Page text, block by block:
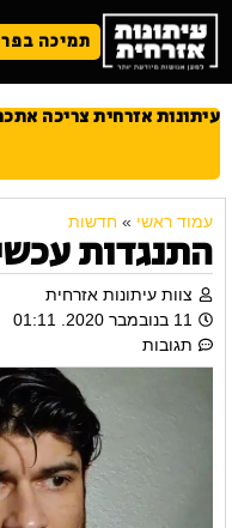
תמיכה
עיתונות אזרחית צריכה
עמוד ראשי » חדשות
התנגדות
צוות עיתונות אזרחית
11 בנובמבר 2020. 01:11
תגובות